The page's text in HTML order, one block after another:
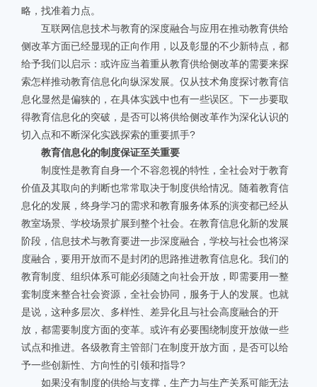
略，找准着力点。
互联网信息技术与教育的深度融合与应用在推动教育供给
侧改革方面已经显现的正向作用，以及彰显的不少新特点，都
给予我们以启示：或许应当着重从教育供给侧改革的需要来探
索怎样推动教育信息化向纵深发展。仅从技术角度探讨教育信
息化显然是偏狭的，在具体实践中也有一些误区。下一步要取
得教育信息化的突破，是否可以将供给侧改革作为深化认识的
切入点和不断深化实践探索的重要抓手?
教育信息化的制度保证至关重要
制度性是教育自身一个不容忽视的特性，全社会对于教育
价值及其取向的判断也常常取决于制度供给情况。随着教育信
息化的发展，终身学习的需求和教育服务体系的演变都已经从
教室场景、学校场景扩展到整个社会。在教育信息化新的发展
阶段，信息技术与教育要进一步深度融合，学校与社会也将深
度融合，要用开放而不是封闭的思路推进教育信息化。我们的
教育制度、组织体系可能必须随之向社会开放，即需要用一整
套制度来整合社会资源，全社会协同，服务于人的发展。也就
是说，这种多层次、多样性、差异化且与社会高度融合的开
放，都需要制度方面的变革。或许有必要围绕制度开放做一些
试点和推进。各级教育主管部门在制度开放方面，是否可以给
予一些创新性、方向性的引领和指导?
如果没有制度的供给与支撑，生产力与生产关系可能无法